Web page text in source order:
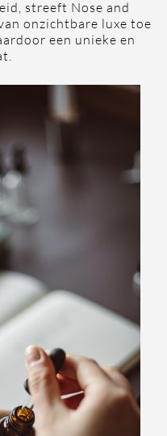
streeft Nose and
onzichtbare luxe toe
een unieke en